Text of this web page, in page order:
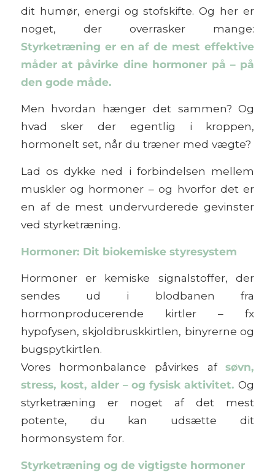
dit humør, energi og stofskifte. Og her er
noget, der overrasker mange:
Styrketræning er en af de mest effektive
måder at påvirke dine hormoner på – på
den gode måde.
Men hvordan hænger det sammen? Og
hvad sker der egentlig i kroppen,
hormonelt set, når du træner med vægte?
Lad os dykke ned i forbindelsen mellem
muskler og hormoner – og hvorfor det er
en af de mest undervurderede gevinster
ved styrketræning.
Hormoner: Dit biokemiske styresystem
Hormoner er kemiske signalstoffer, der
sendes ud i blodbanen fra
hormonproducerende kirtler – fx
hypofysen, skjoldbruskkirtlen, binyrerne og
bugspytkirtlen.
Vores hormonbalance påvirkes afsøvn,
stress, kost, alder – og fysisk aktivitet. Og
styrketræning er noget af det mest
potente, du kan udsætte dit
hormonsystem for.
Styrketræning og de vigtigste hormoner